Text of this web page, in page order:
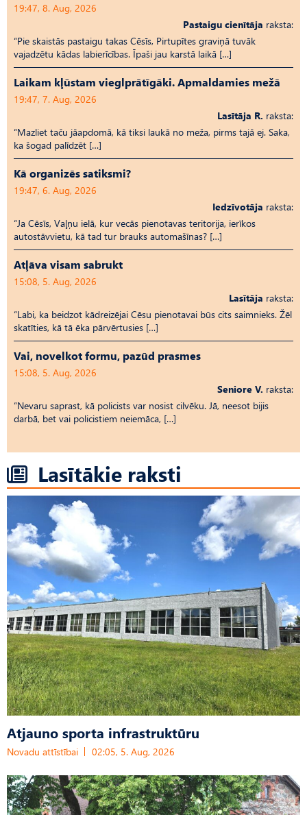
19:47, 8. Aug, 2026
Pastaigu cienītāja raksta:
“Pie skaistās pastaigu takas Cēsīs, Pirtupītes graviņā tuvāk
vajadzētu kādas labierīcības. Īpaši jau karstā laikā […]
Laikam kļūstam vieglprātīgāki. Apmaldamies mežā
19:47, 7. Aug, 2026
Lasītāja R. raksta:
“Mazliet taču jāapdomā, kā tiksi laukā no meža, pirms tajā ej. Saka,
ka šogad palīdzēt […]
Kā organizēs satiksmi?
19:47, 6. Aug, 2026
Iedzīvotāja raksta:
“Ja Cēsīs, Vaļņu ielā, kur vecās pienotavas teritorija, ierīkos
autostāvvietu, kā tad tur brauks automašīnas? […]
Atļāva visam sabrukt
15:08, 5. Aug, 2026
Lasītāja raksta:
“Labi, ka beidzot kādreizējai Cēsu pienotavai būs cits saimnieks. Žēl
skatīties, kā tā ēka pārvērtusies […]
Vai, novelkot formu, pazūd prasmes
15:08, 5. Aug, 2026
Seniore V. raksta:
“Nevaru saprast, kā policists var nosist cilvēku. Jā, neesot bijis
darbā, bet vai policistiem neiemāca, […]
Lasītākie raksti
Atjauno sporta infrastruktūru
Novadu attīstībai 02:05, 5. Aug, 2026